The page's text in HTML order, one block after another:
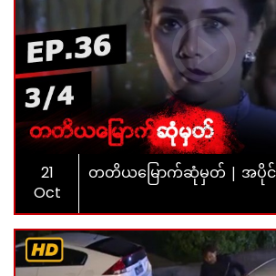
21
Oct
တတိယမြောက်ဆုံမှတ် | အပိုင်း